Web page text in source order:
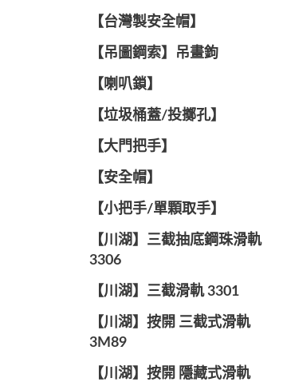
【台灣製安全帽】
【吊圖鋼索】吊畫鉤
【喇叭鎖】
【垃圾桶蓋/投擲孔】
【大門把手】
【安全帽】
【小把手/單顆取手】
【川湖】三截抽底鋼珠滑軌
3306
【川湖】三截滑軌 3301
【川湖】按開 三截式滑軌
3M89
【川湖】按開 隱藏式滑軌